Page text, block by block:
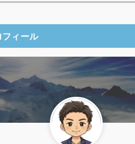
フィール